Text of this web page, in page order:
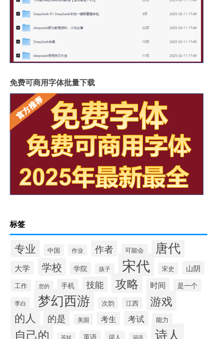
免费可商用字体批量下载
标签
专业 中国 作业 作者 可能会 唐代
大学 学校 学院 孩子 宋代 宋史 山阴
工作 您的 手机 技能 攻略 时间 是一个
李白 梦幻西游 次韵 江西 游戏
的人 的是 美国 考生 考试 能力
自己的 苏轼 英语 词人 词语 诗人